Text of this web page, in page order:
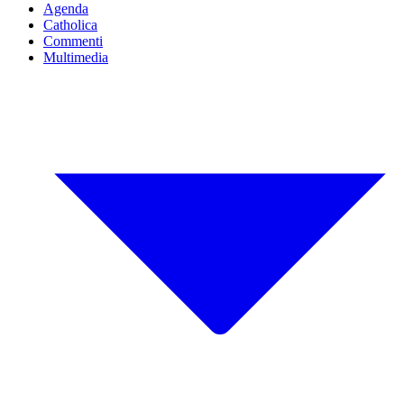
Agenda
Catholica
Commenti
Multimedia